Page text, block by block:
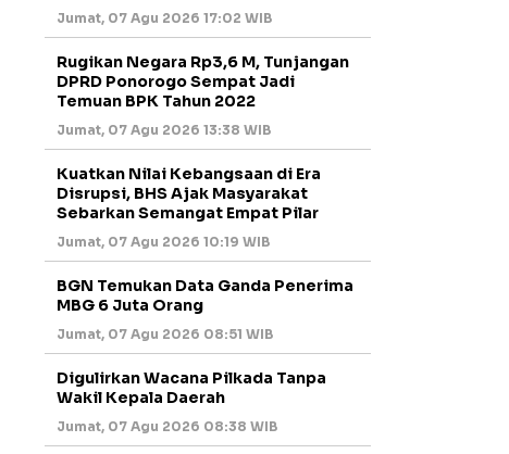
Jumat, 07 Agu 2026 17:02 WIB
Rugikan Negara Rp3,6 M, Tunjangan
DPRD Ponorogo Sempat Jadi
Temuan BPK Tahun 2022
Jumat, 07 Agu 2026 13:38 WIB
Kuatkan Nilai Kebangsaan di Era
Disrupsi, BHS Ajak Masyarakat
Sebarkan Semangat Empat Pilar
Jumat, 07 Agu 2026 10:19 WIB
BGN Temukan Data Ganda Penerima
MBG 6 Juta Orang
Jumat, 07 Agu 2026 08:51 WIB
Digulirkan Wacana Pilkada Tanpa
Wakil Kepala Daerah
Jumat, 07 Agu 2026 08:38 WIB